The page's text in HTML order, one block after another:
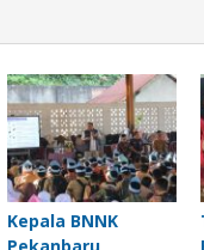
Kepala BNNK
Pekanbaru